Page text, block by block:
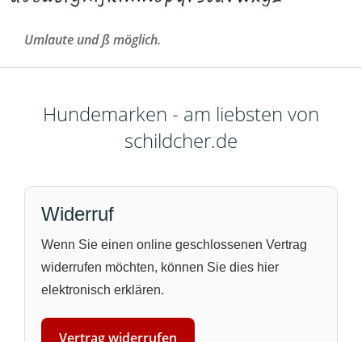
Umlaute und ß möglich.
Hundemarken - am liebsten von
schildcher.de
Widerruf
Wenn Sie einen online geschlossenen Vertrag
widerrufen möchten, können Sie dies hier
elektronisch erklären.
Vertrag widerrufen